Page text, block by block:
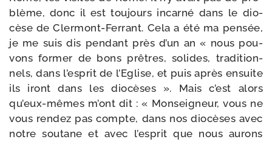
blème, donc il est tou­jours incar­né dans le dio­
cèse de Clermont-​Ferrant. Cela a été ma pen­sée,
je me suis dis pen­dant près d’un an « nous pou­
vons for­mer de bons prêtres, solides, tra­di­tion­
nels, dans l’es­prit de l’Eglise, et puis après ensuite
ils iront dans les dio­cèses ». Mais c’est alors
qu’eux-​mêmes m’ont dit : « Monseigneur, vous ne
vous ren­dez pas compte, dans nos dio­cèses avec
notre sou­tane et avec l’es­prit que nous aurons